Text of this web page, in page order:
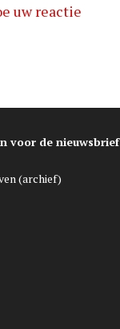
uw reactie
voor de nieuwsbrief
(archief)